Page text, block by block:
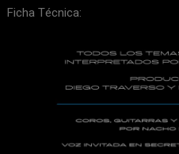
Ficha Técnica: